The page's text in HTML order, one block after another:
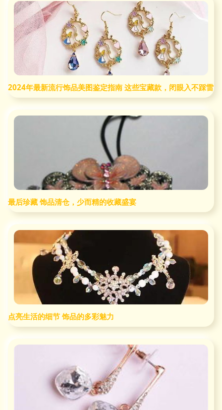
2024年最新流行饰品美图鉴定指南 这些宝藏款，闭眼入不踩雷！
最后珍藏 饰品清仓，少而精的收藏盛宴
点亮生活的细节 饰品的多彩魅力